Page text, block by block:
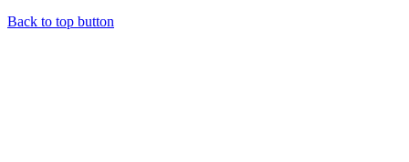
Back to top button